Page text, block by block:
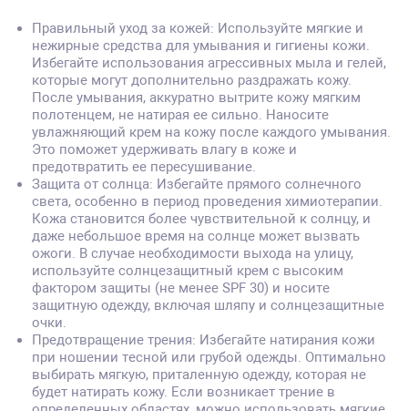
Правильный уход за кожей: Используйте мягкие и
нежирные средства для умывания и гигиены кожи.
Избегайте использования агрессивных мыла и гелей,
которые могут дополнительно раздражать кожу.
После умывания, аккуратно вытрите кожу мягким
полотенцем, не натирая ее сильно. Наносите
увлажняющий крем на кожу после каждого умывания.
Это поможет удерживать влагу в коже и
предотвратить ее пересушивание.
Защита от солнца: Избегайте прямого солнечного
света, особенно в период проведения химиотерапии.
Кожа становится более чувствительной к солнцу, и
даже небольшое время на солнце может вызвать
ожоги. В случае необходимости выхода на улицу,
используйте солнцезащитный крем с высоким
фактором защиты (не менее SPF 30) и носите
защитную одежду, включая шляпу и солнцезащитные
очки.
Предотвращение трения: Избегайте натирания кожи
при ношении тесной или грубой одежды. Оптимально
выбирать мягкую, приталенную одежду, которая не
будет натирать кожу. Если возникает трение в